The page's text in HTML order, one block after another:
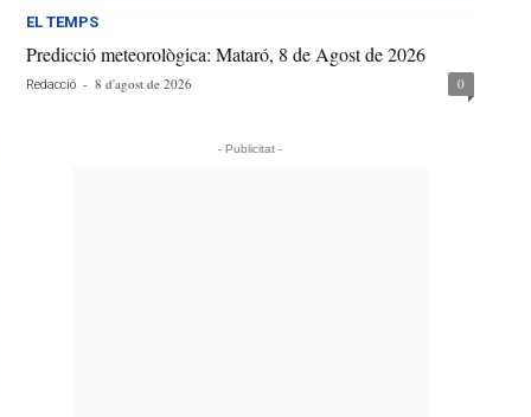
EL TEMPS
Predicció meteorològica: Mataró, 8 de Agost de 2026
Redacció - 8 d'agost de 2026 0
- Publicitat -